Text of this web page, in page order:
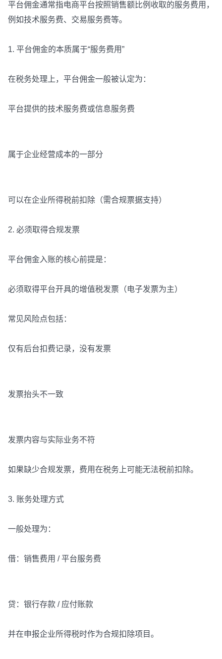
平台佣金通常指电商平台按照销售额比例收取的服务费用，
例如技术服务费、交易服务费等。
1. 平台佣金的本质属于“服务费用”
在税务处理上，平台佣金一般被认定为：
平台提供的技术服务费或信息服务费
属于企业经营成本的一部分
可以在企业所得税前扣除（需合规票据支持）
2. 必须取得合规发票
平台佣金入账的核心前提是：
必须取得平台开具的增值税发票（电子发票为主）
常见风险点包括：
仅有后台扣费记录，没有发票
发票抬头不一致
发票内容与实际业务不符
如果缺少合规发票，费用在税务上可能无法税前扣除。
3. 账务处理方式
一般处理为：
借：销售费用 / 平台服务费
贷：银行存款 / 应付账款
并在申报企业所得税时作为合规扣除项目。